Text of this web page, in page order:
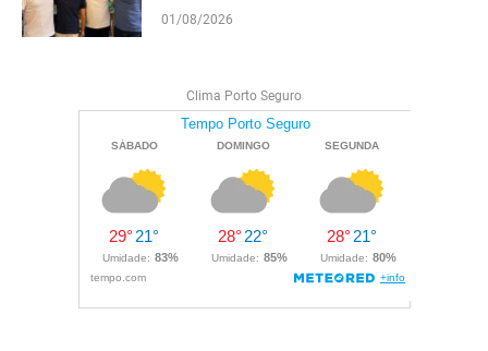
e reforçam projeto para o Extremo Sul
01/08/2026
Clima Porto Seguro